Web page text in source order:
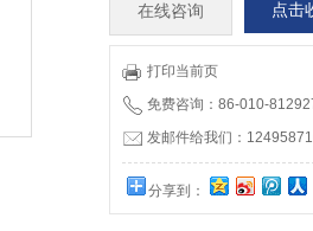
在线咨询 点击
打印当前页
免费咨询：86-010-
发邮件给我们：
分享到：